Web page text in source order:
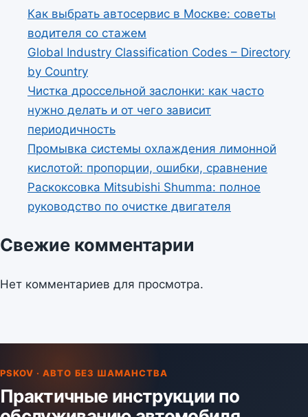
Как выбрать автосервис в Москве: советы
водителя со стажем
Global Industry Classification Codes – Directory
by Country
Чистка дроссельной заслонки: как часто
нужно делать и от чего зависит
периодичность
Промывка системы охлаждения лимонной
кислотой: пропорции, ошибки, сравнение
Раскоксовка Mitsubishi Shumma: полное
руководство по очистке двигателя
Свежие комментарии
Нет комментариев для просмотра.
PSKOV · АВТО БЕЗ ШАМАНСТВА
Практичные инструкции по